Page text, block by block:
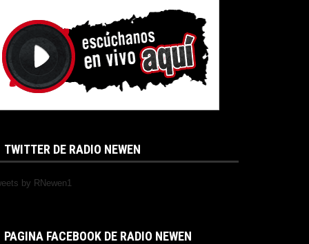
TWITTER DE RADIO NEWEN
by RNewen1
PAGINA FACEBOOK DE RADIO NEWEN